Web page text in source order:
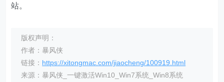
站。
版权声明：
作者：暴风侠
链接： https://xitongmac.com/jiaocheng/100919.html
来源：暴风侠_一键激活Win10_Win7系统_Win8系统